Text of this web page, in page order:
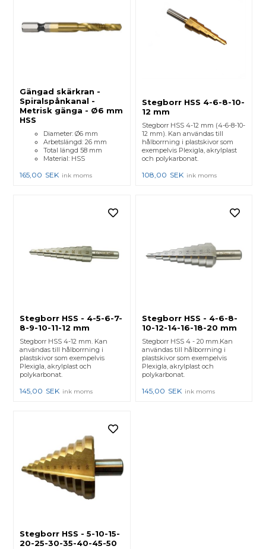
Gängad skärkran -
Spiralspånkanal -
Metrisk gänga - Ø6 mm
HSS
Diameter: Ø6 mm
Arbetslängd: 26 mm
Total längd 58 mm
Material: HSS
165,00 SEK ink moms
Stegborr HSS 4-6-8-10-
12 mm
Stegborr HSS 4-12 mm (4-6-8-10-
12 mm). Kan användas till
hålborrning i plastskivor som
exempelvis Plexigla, akrylplast
och polykarbonat.
108,00 SEK ink moms
Stegborr HSS - 4-5-6-7-
8-9-10-11-12 mm
Stegborr HSS 4-12 mm. Kan
användas till hålborrning i
plastskivor som exempelvis
Plexigla, akrylplast och
polykarbonat.
145,00 SEK ink moms
Stegborr HSS - 4-6-8-
10-12-14-16-18-20 mm
Stegborr HSS 4 - 20 mm.Kan
användas till hålborrning i
plastskivor som exempelvis
Plexigla, akrylplast och
polykarbonat.
145,00 SEK ink moms
Stegborr HSS - 5-10-15-
20-25-30-35-40-45-50